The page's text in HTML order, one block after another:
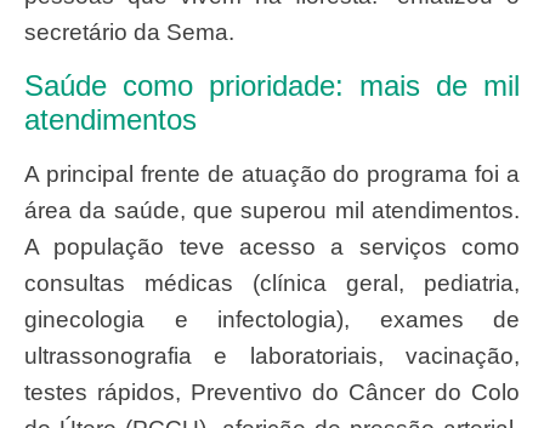
secretário da Sema.
Saúde como prioridade: mais de mil
atendimentos
A principal frente de atuação do programa foi a
área da saúde, que superou mil atendimentos.
A população teve acesso a serviços como
consultas médicas (clínica geral, pediatria,
ginecologia e infectologia), exames de
ultrassonografia e laboratoriais, vacinação,
testes rápidos, Preventivo do Câncer do Colo